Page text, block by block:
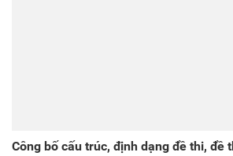
Công bố cấu trúc, định dạng đề thi, đề